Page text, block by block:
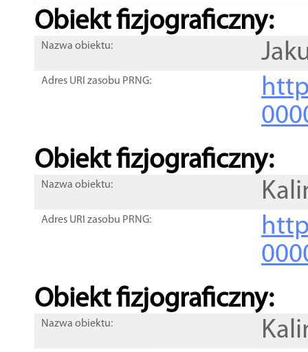
Obiekt fizjograficzny:
Nazwa obiektu:
Adres URI zasobu PRNG:
Obiekt fizjograficzny:
Nazwa obiektu:
Adres URI zasobu PRNG:
Obiekt fizjograficzny:
Nazwa obiektu: